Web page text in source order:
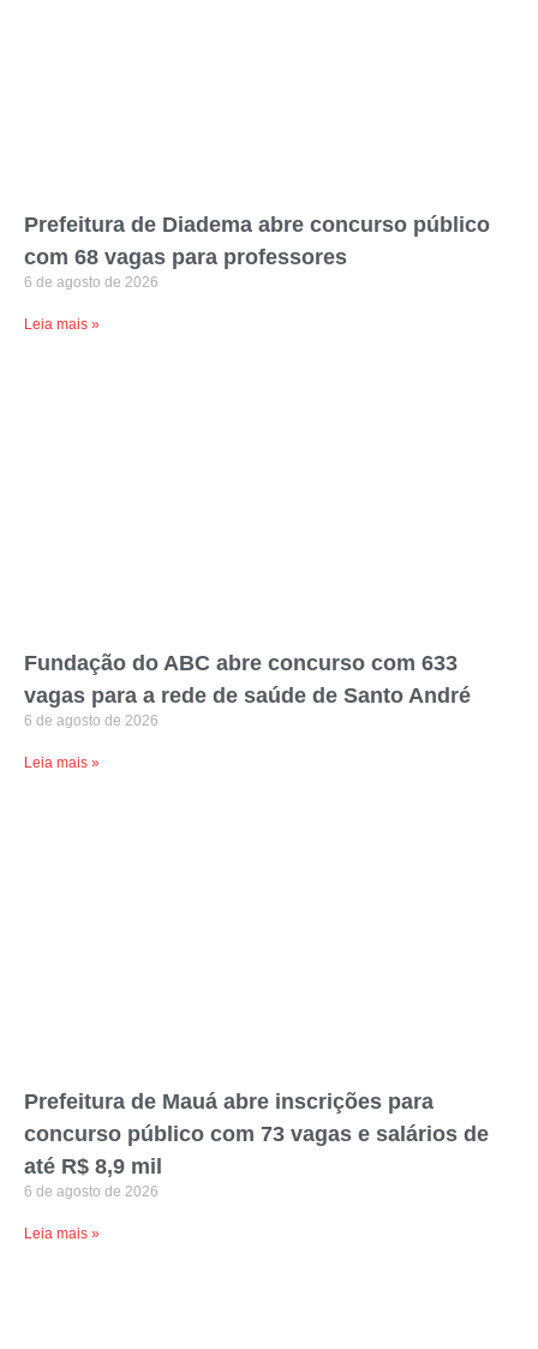
Prefeitura de Diadema abre concurso público
com 68 vagas para professores
6 de agosto de 2026
Leia mais »
Fundação do ABC abre concurso com 633
vagas para a rede de saúde de Santo André
6 de agosto de 2026
Leia mais »
Prefeitura de Mauá abre inscrições para
concurso público com 73 vagas e salários de
até R$ 8,9 mil
6 de agosto de 2026
Leia mais »